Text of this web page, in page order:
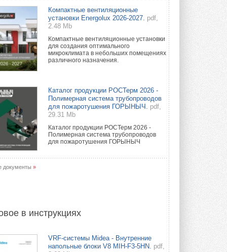
Компактные вентиляционные
установки Energolux 2026-2027. pdf,
2.48 Mb
Компактные вентиляционные установки
для создания оптимального
микроклимата в небольших помещениях
различного назначения.
Каталог продукции РОСТерм 2026 -
Полимерная система трубопроводов
для пожаротушения ГОРЫНЫЧ.
pdf,
29.31 Mb
Каталог продукции РОСТерм 2026 -
Полимерная система трубопроводов
для пожаротушения ГОРЫНЫЧ
документы »
в инструкциях
VRF-системы Midea - Внутренние
напольные блоки V8 MIH-F3-5HN. pdf,